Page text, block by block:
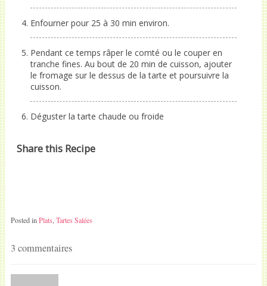
Enfourner pour 25 à 30 min environ.
Pendant ce temps râper le comté ou le couper en
tranche fines. Au bout de 20 min de cuisson, ajouter
le fromage sur le dessus de la tarte et poursuivre la
cuisson.
Déguster la tarte chaude ou froide
Share this Recipe
Posted inPlats, Tartes Salées
3 commentaires